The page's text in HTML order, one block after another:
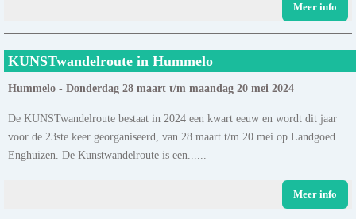
Meer info
KUNSTwandelroute in Hummelo
Hummelo - Donderdag 28 maart t/m maandag 20 mei 2024
De KUNSTwandelroute bestaat in 2024 een kwart eeuw en wordt dit jaar
voor de 23ste keer georganiseerd, van 28 maart t/m 20 mei op Landgoed
Enghuizen. De Kunstwandelroute is een......
Meer info